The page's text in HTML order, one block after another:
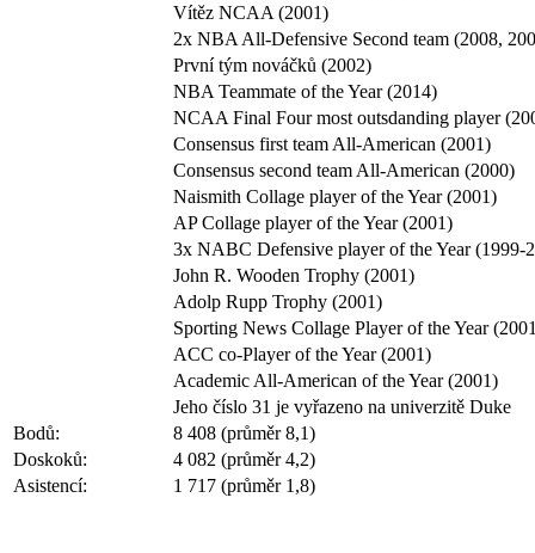
Vítěz NCAA (2001)
2x NBA All-Defensive Second team (2008,
První tým nováčků (2002)
NBA Teammate of the Year (2014)
NCAA Final Four most outsdanding player
Consensus first team All-American (2001)
Consensus second team All-American (2000)
Naismith Collage player of the Year (2001)
AP Collage player of the Year (2001)
3x NABC Defensive player of the Year (1999-
John R. Wooden Trophy (2001)
Adolp Rupp Trophy (2001)
Sporting News Collage Player of the Year
ACC co-Player of the Year (2001)
Academic All-American of the Year (2001)
Jeho číslo 31 je vyřazeno na univerzitě Duke
Bodů:
8 408 (průměr 8,1)
Doskoků:
4 082 (průměr 4,2)
Asistencí:
1 717 (průměr 1,8)